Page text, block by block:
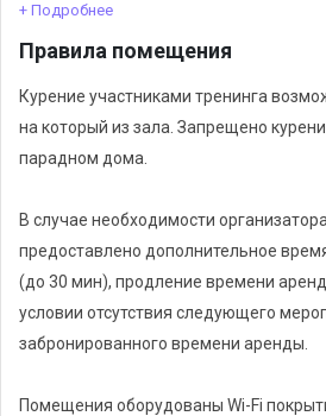
кресла или стулья). Мы обеспечиваем
(проекторы, мульмедийная доска,
+ Подробнее
Правила помещения
Курение участниками тренинга
на который из зала. Запрещено
парадном дома.
В случае необходимости
предоставлено дополнительное
(до 30 мин), продление времени
условии отсутствия следующего
забронированного времени аренды.
Помещения оборудованы Wi-Fi